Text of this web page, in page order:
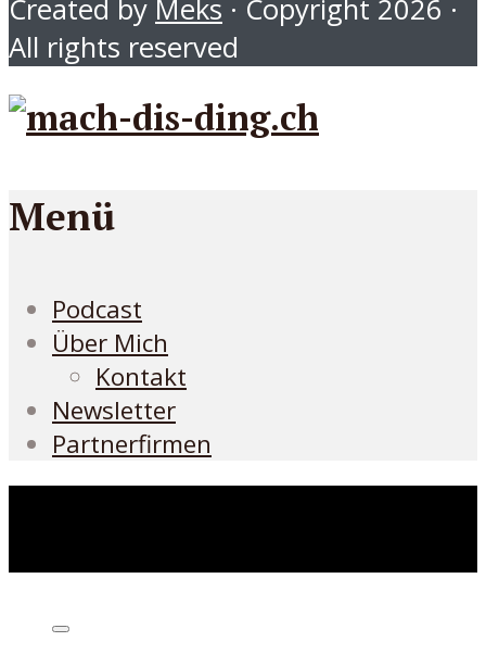
Created by Meks · Copyright 2026 ·
All rights reserved
Menü
Podcast
Über Mich
Kontakt
Newsletter
Partnerfirmen